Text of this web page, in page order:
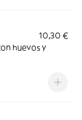
10,30 €
huevos y